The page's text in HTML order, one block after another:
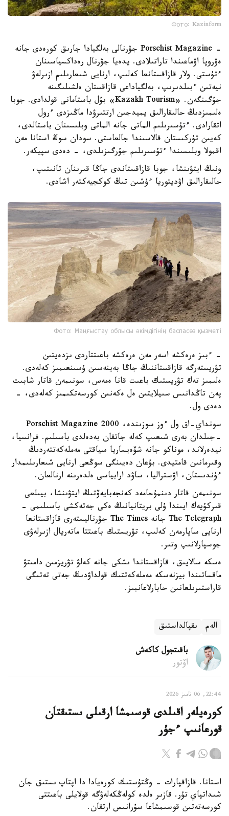
Фото: Kazinform
- Porschist Magazine جۋرنالى بەلگيادا جارىق كورەدى جانە
ەۋروپا اۋماعىندا تاراتىلادى. يدەيا جۋرنال رەداكسياسىنان
ءتۇستى. ولار قازاقستانعا كەلىپ، ارنايى شىعارىلىم ازىرلەۋ
نيەتىن ءبىلدىرىپ، بەلگياداعى قازاقستان ەلشىلىگىنە
جۇگىنگەن. «Kazakh Tourism» بۇل باستامانى قولدادى. جوبا
ەلىمىزدىڭ حالىقارالىق يميدجىن ارتتىرۋدا ماڭىزدى ءرول
اتقارادى. ءتۇسىرىلىم الماتى جانە الماتى وبلىسىنان باستالدى،
كەيىن تۇركىستان قالاسىندا جالعاستى. سودان سوڭ استانا مەن
اقمولا وبلىسىندا ءتۇسىرىلىم جۇرگىزىلدى، - دەدى سپيكەر.
ونىڭ ايتۋىنشا، جوبا قازاقستاندى جاڭا قىرىنان تانىتىپ،
حالىقارالىق اۋديتوريا ءۇشىن تىڭ كوكجيەكتەر اشادى.
Фото: Маңғыстау облысы әкімдігінің баспасөз қызметі
- ءبىز ەرەكشە اسەر مەن ەرەكشە باعىتتاردى ىزدەيتىن
تۋريستەرگە قازاقستاننىڭ جاڭا بەينەسىن ۇسىنعىمىز كەلەدى.
ەلىمىز تەك تۋريستىك باعىت قانا ەمەس، سونىمەن قاتار شابىت
پەن تاڭدانىس سىيلايتىن ەل ەكەنىن كورسەتكىمىز كەلەدى، -
دەدى ول.
سونداي-اق ول ءوز سوزىندە، Porschist Magazine 2000
-جىلدان بەرى شىعىپ كەلە جاتقان بەدەلدى باسىلىم. فرانسيا،
نيدەرلاند، موناكو جانە شۆەيساريا سياقتى مەملەكەتتەردىڭ
وقىرمانىن قامتيدى. بۇعان دەيىنگى سوڭعى ارنايى شىعارىلىمدار
ءۇندىستان، اۋستراليا، ساۋد ارابياسى ەلدەرىنە ارنالعان.
سونىمەن قاتار دىنمۇحامەد كەنجەبايەۆتىڭ ايتۋىنشا، بيىلعى
قىركۇيەك ايىندا ۇلى بريتانيانىڭ ەكى جەتەكشى باسىلىمى -
The Telegraph جانە The Times جۋرناليستەرى قازاقستانعا
ارنايى ساپارمەن كەلىپ، تۋريستىك باعىتتا ماتەريال ازىرلەۋى
جوسپارلانىپ وتىر.
ەسكە سالايىق، قازاقستاندا ىشكى جانە كەلۋ تۋريزمىن دامىتۋ
ماقساتىندا بيزنەسكە مەملەكەتتىك قولداۋدىڭ جەتى تەتىگى
قاراستىرىلعانىن حابارلاعانبىز.
الەم ىقپالداستىق
باقىتجول كاكەش
اۆتور
22:44, 06 تامىز 2026
كورەيلەر اقىلدى قوسىمشا ارقىلى ىستىقتان
قورعانىپ ءجۇر
استانا. قازاقپارات - وڭتۇستىك كورەيادا دا اپتاپ ىستىق جان
شىداتپاي تۇر. قازىر ەلدە كولەڭكەلەۋگە قولايلى باعىتتى
كورسەتەتىن قوسىمشاعا سۇرانىس ارتقان.